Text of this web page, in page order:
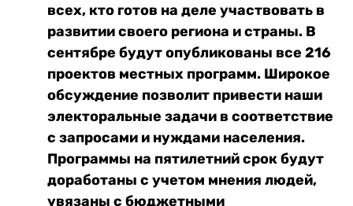
всех, кто готов на деле участвовать в
развитии своего региона и страны. В
сентябре будут опубликованы все 216
проектов местных программ. Широкое
обсуждение позволит привести наши
электоральные задачи в соответствие
с запросами и нуждами населения.
Программы на пятилетний срок будут
доработаны с учетом мнения людей,
увязаны с бюджетными